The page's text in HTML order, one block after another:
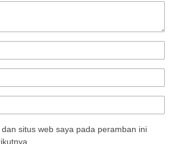
situs web saya pada peramban ini